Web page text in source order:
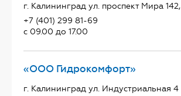
г. Калининград ул. проспект Мира 142,
+7 (401) 299 81-69
с 09.00 до 17.00
«ООО Гидрокомфорт»
г. Калининград ул. Индустриальная 4